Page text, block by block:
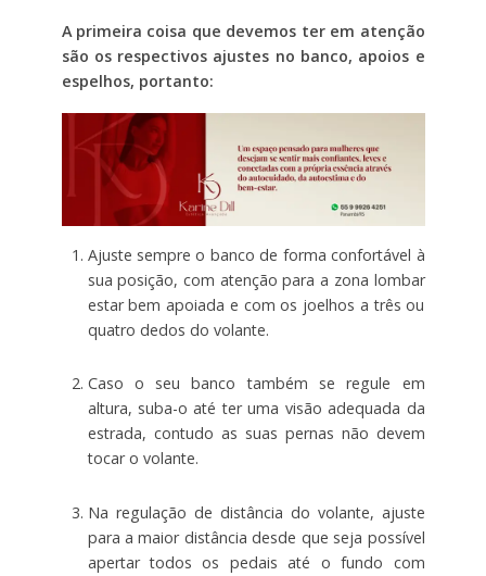
A primeira coisa que devemos ter em atenção
são os respectivos ajustes no banco, apoios e
espelhos, portanto:
Ajuste sempre o banco de forma confortável à
sua posição, com atenção para a zona lombar
estar bem apoiada e com os joelhos a três ou
quatro dedos do volante.
Caso o seu banco também se regule em
altura, suba-o até ter uma visão adequada da
estrada, contudo as suas pernas não devem
tocar o volante.
Na regulação de distância do volante, ajuste
para a maior distância desde que seja possível
apertar todos os pedais até o fundo com